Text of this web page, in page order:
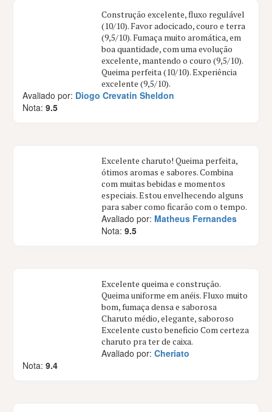
Construção excelente, fluxo regulável
(10/10). Favor adocicado, couro e terra
(9,5/10). Fumaça muito aromática, em
boa quantidade, com uma evolução
excelente, mantendo o couro (9,5/10).
Queima perfeita (10/10). Experiência
excelente (9,5/10).
Avaliado por: Diogo Crevatin Sheldon
Nota:9.5
Excelente charuto! Queima perfeita,
ótimos aromas e sabores. Combina
com muitas bebidas e momentos
especiais. Estou envelhecendo alguns
para saber como ficarão com o tempo.
Avaliado por: Matheus Fernandes
Nota:9.5
Excelente queima e construção.
Queima uniforme em anéis. Fluxo muito
bom, fumaça densa e saborosa
Charuto médio, elegante, saboroso
Excelente custo beneficio Com certeza
charuto pra ter de caixa.
Avaliado por:Cheriato
Nota:9.4